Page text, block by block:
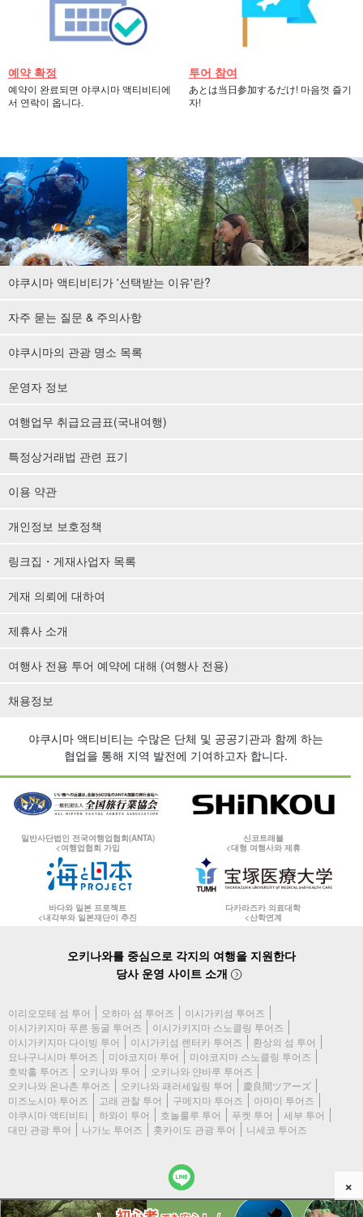
예약 확정
예약이 완료되면 야쿠시마 액티비티에
서 연락이 옵니다.
투어 참여
あとは当日参加するだけ! 마음껏 즐기
자!
야쿠시마 액티비티가 '선택받는 이유'란?
자주 묻는 질문 & 주의사항
야쿠시마의 관광 명소 목록
운영자 정보
여행업무 취급요금표(국내여행)
특정상거래법 관련 표기
이용 약관
개인정보 보호정책
링크집・게재사업자 목록
게재 의뢰에 대하여
제휴사 소개
여행사 전용 투어 예약에 대해 (여행사 전용)
채용정보
야쿠시마 액티비티는 수많은 단체 및 공공기관과 함께 하는
협업을 통해 지역 발전에 기여하고자 합니다.
일반사단법인 전국여행업협회(ANTA)
<여행업협회 가입
신코트래블
<대형 여행사와 제휴
바다와 일본 프로젝트
<내각부와 일본재단이 추진
다카라즈카 의료대학
<산학연계
오키나와를 중심으로 각지의 여행을 지원한다
당사 운영 사이트 소개
이리오모테 섬 투어 오하마 섬 투어즈
이시가키섬 투어즈
이시가키지마 푸른 동굴 투어즈
이시가키지마 스노클링 투어즈
이시가키지마 다이빙 투어
이시가키섬 렌터카 투어즈
환상의 섬 투어
요나구니시마 투어즈
미야코지마 투어
미야코지마 스노클링 투어즈
호박홀 투어즈
오키나와 투어
오키나와 얀바루 투어즈
오키나와 온나촌 투어즈
오키나와 패러세일링 투어
慶良間ツアーズ
미즈노시마 투어즈
고래 관찰 투어 구메지마 투어즈
아마미 투어즈
야쿠시마 액티비티
하와이 투어 호놀룰루 투어 푸켓 투어
세부 투어
대만 관광 투어
나가노 투어즈 홋카이도 관광 투어 니세코 투어즈
×